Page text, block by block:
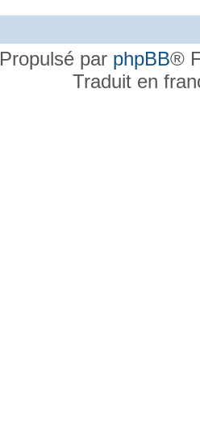
Propulsé par phpBB®
Traduit en